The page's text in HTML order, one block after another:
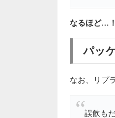
なるほど…！
パッ
なお、リプ
誤飲も